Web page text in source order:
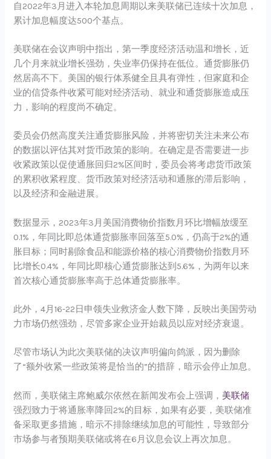
自2022年3月进入本轮加息周期以来美联储已连续十次加息，
累计加息幅度达500个基点。
美联储在会议声明中指出，第一季度经济活动温和增长，近
几个月来就业增长强劲，失业率仍保持在低位。通货膨胀仍
然居高不下。美国的银行体系健全且具有弹性，但家庭和企
业的信贷条件收紧可能对经济活动、就业和通货膨胀造成压
力，影响的程度尚不确定。
委员会仍然高度关注通货膨胀风险，并将密切关注未来公布
的数据以评估其对货币政策的影响。在确定是否需要进一步
收紧政策以促使通胀回归2%区间时，委员会将考虑货币政策
的累积收紧程度、货币政策对经济活动和通胀的滞后影响，
以及经济和金融进展。
数据显示，2023年3月美国消费物价指数月环比增幅放缓至
0.1%，年同比即总体通货膨胀率回落至5.0%，仍高于2%的通
胀目标；同时剔除食品和能源价格的核心消费物价指数月环
比增长0.4%，年同比即核心通货膨胀达到5.6%，为两年以来
首次核心通货膨胀率高于总体通货膨胀率。
此外，4月16-22日申领失业救济金人数下降，反映出美国劳动
力市场仍然强劲，尽管多家企业开始裁员以应对经济衰退。
尽管市场认为此次美联储的决议声明偏向鸽派，因为删除
了“额外收紧一些政策将是恰当的”的措辞，暗示会停止加息。
然而，美联储主席鲍威尔依然在新闻发布会上强调， 美联储
强烈致力于将通胀率降回2%的目标，如果有必要，美联储准
备采取更多措施，暗示不排除继续加息的可能性，导致部分
市场参与者预期美联储或将在6月议息会议上再次加息。